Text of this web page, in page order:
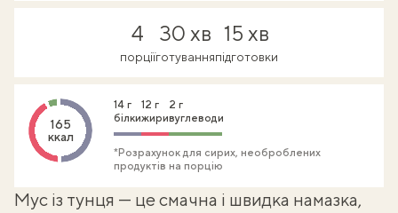
4
порції
30 хв
готування
15 хв
підготовки
165
ккал
14 г
білки
12 г
жири
2 г
вуглеводи
*Розрахунок для сирих, необроблених
продуктів на порцію
Мус із тунця — це смачна і швидка намазка,